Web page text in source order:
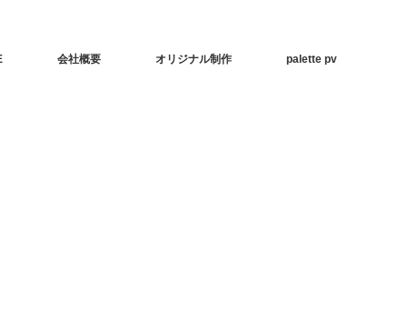
会社概要 オリジナル制作 palette pv